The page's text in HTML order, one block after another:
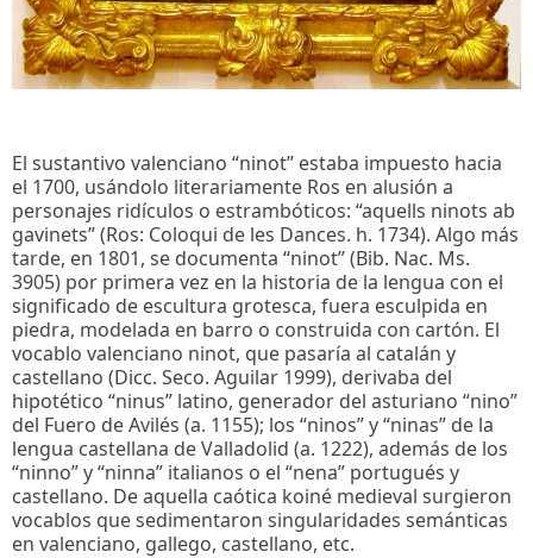
El sustantivo valenciano “ninot” estaba impuesto hacia
el 1700, usándolo literariamente Ros en alusión a
personajes ridículos o estrambóticos: “aquells ninots ab
gavinets” (Ros: Coloqui de les Dances. h. 1734). Algo más
tarde, en 1801, se documenta “ninot” (Bib. Nac. Ms.
3905) por primera vez en la historia de la lengua con el
significado de escultura grotesca, fuera esculpida en
piedra, modelada en barro o construida con cartón. El
vocablo valenciano ninot, que pasaría al catalán y
castellano (Dicc. Seco. Aguilar 1999), derivaba del
hipotético “ninus” latino, generador del asturiano “nino”
del Fuero de Avilés (a. 1155); los “ninos” y “ninas” de la
lengua castellana de Valladolid (a. 1222), además de los
“ninno” y “ninna” italianos o el “nena” portugués y
castellano. De aquella caótica koiné medieval surgieron
vocablos que sedimentaron singularidades semánticas
en valenciano, gallego, castellano, etc.